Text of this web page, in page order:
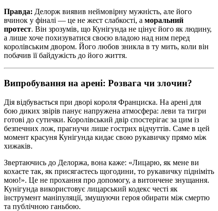
Правда: Делорж виявив неймовірну мужність, але його
вчинок у фіналі — це не жест слабкості, а моральний
протест. Він зрозумів, що Кунігунда не цінує його як людину,
а лише хоче похизуватися своєю владою над ним перед
королівським двором. Його любов зникла в ту мить, коли він
побачив її байдужість до його життя.
Випробування на арені: Розвага чи злочин?
Дія відбувається при дворі короля Франциска. На арені для
бою диких звірів панує напружена атмосфера: леви та тигри
готові до сутички. Королівський двір спостерігає за цим із
безпечних лож, прагнучи лише гострих відчуттів. Саме в цей
момент красуня Кунігунда кидає свою рукавичку прямо між
хижаків.
Звертаючись до Делоржа, вона каже: «Лицарю, як мене ви
кохаєте так, як присягаєтесь щогодини, то рукавичку підніміть
мою!». Це не прохання про допомогу, а витончене знущання.
Кунігунда використовує лицарський кодекс честі як
інструмент маніпуляції, змушуючи героя обирати між смертю
та публічною ганьбою.